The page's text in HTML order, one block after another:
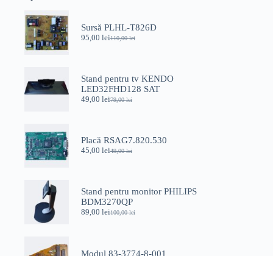
Sursă PLHL-T826D
110,00lei
Prețul
110,00 lei.
95,00 leiPrețul
Stand pentru tv KENDO
LED32FHD128 SAT
79,00lei
Prețul
79,00 lei.
49,00 leiPrețul
Placă RSAG7.820.530
49,00lei
Prețul
49,00 lei.
45,00 leiPrețul
Stand pentru monitor PHILIPS
BDM3270QP
100,00lei
Prețul
89,00 leiPrețul
Modul 83-3774-8-001